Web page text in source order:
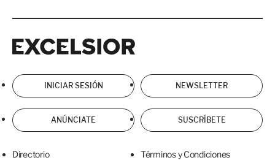
INICIAR SESIÓN NEWSLETTER
ANÚNCIATE SUSCRÍBETE
Directorio Términos y Condiciones